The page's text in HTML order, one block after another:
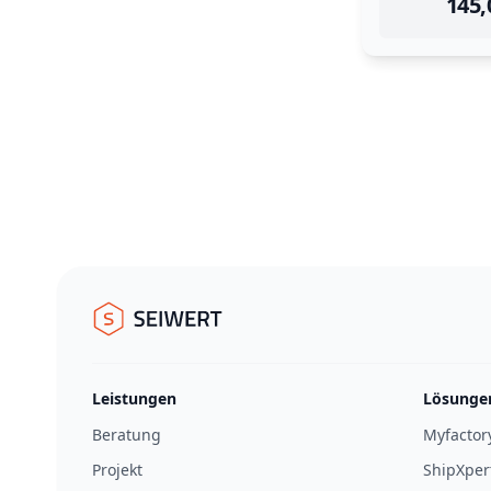
Seiwert GmbH
Leistungen
Beratung
Projekt